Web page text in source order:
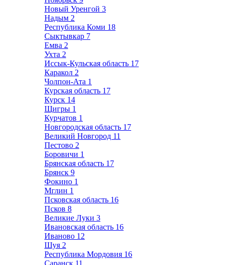
Новый Уренгой 3
Надым 2
Республика Коми 18
Сыктывкар 7
Емва 2
Ухта 2
Иссык-Кульская область 17
Каракол 2
Чолпон-Ата 1
Курская область 17
Курск 14
Щигры 1
Курчатов 1
Новгородская область 17
Великий Новгород 11
Пестово 2
Боровичи 1
Брянская область 17
Брянск 9
Фокино 1
Мглин 1
Псковская область 16
Псков 8
Великие Луки 3
Ивановская область 16
Иваново 12
Шуя 2
Республика Мордовия 16
Саранск 11